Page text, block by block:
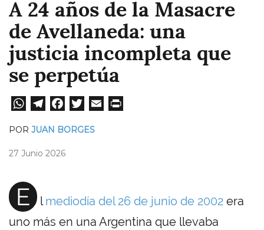
A 24 años de la Masacre
de Avellaneda: una
justicia incompleta que
se perpetúa
W
A
pp
Te
a
Fa
ok
POR JUAN BORGES
27 Junio 2026
E lmediodía del 26 de junio de 2002 era
uno más en una Argentina que llevaba